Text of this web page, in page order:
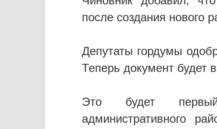
после создания нового
Депутаты гордумы
Теперь документ будет
Это будет
административного